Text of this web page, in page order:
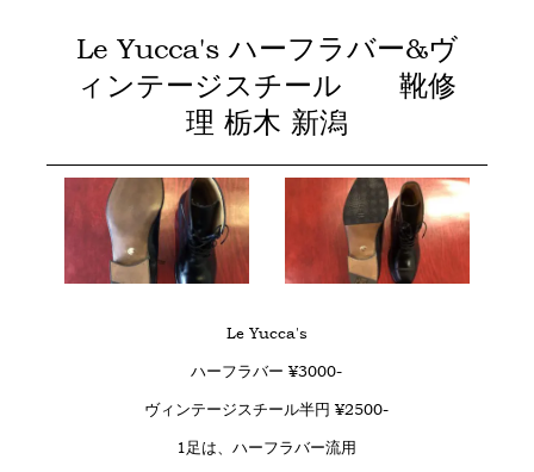
Le Yucca's ハーフラバー&ヴ
ィンテージスチール 靴修
理 栃木 新潟
Le Yucca's
ハーフラバー ¥3000-
ヴィンテージスチール半円 ¥2500-
1足は、ハーフラバー流用